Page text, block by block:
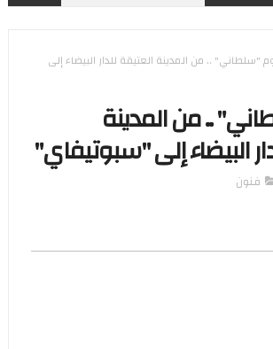
"سلطاني" .. من المدينة العتيقة للدار البيضاء إلى
.. من المدينة
البيضاء إلى "سبوتيفاي"
فنون